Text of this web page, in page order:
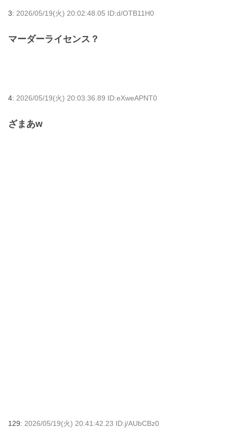
3: 2026/05/19(火) 20:02:48.05 ID:d/OTB11H0
マーダーライセンス？
4: 2026/05/19(火) 20:03:36.89 ID:eXweAPNT0
ざまあw
129: 2026/05/19(火) 20:41:42.23 ID:j/AUbCBz0